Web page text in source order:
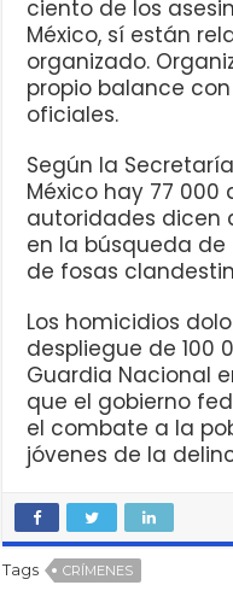
ciento de los
México, sí están
organizado.
propio balance
oficiales.
Según la
México hay 77 000
autoridades dicen
en la búsqueda
de fosas
Los homicidios
despliegue de 100
Guardia Nacional
que el gobierno
el combate a la
jóvenes de la
Tags CRÍMENES